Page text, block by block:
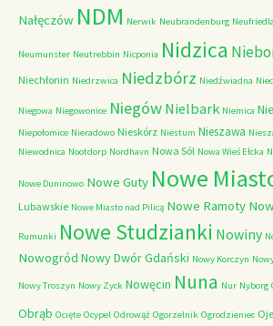
Nałęczów NDM Nerwik Neubrandenburg
Neumunster Neutrebbin Nicponia Nidzica
Niechłonin Niedrzwica Niedzbórz Niedźwiadna
Niegowa Niegowonice Niegów Nielbark Niemica
Niepołomice Nieradowo Nieskórz Niestum Nieszawa
Niewodnica Nootdorp Nordhavn Nowa Sól Nowa Wieś Ełcka
Nowe Duninowo Nowe Guty Nowe
Lubawskie Nowe Miasto nad Pilicą Nowe Ramoty
Rumunki Nowe Studzianki Nowiny
Nowogród Nowy Dwór Gdański Nowy Korczyn
Nowy Troszyn Nowy Zyck Nowęcin Nuna Nur Nyborg
Obrąb Ocięte Ocypel Odrowąż Ogorzelnik Ogrodzieniec